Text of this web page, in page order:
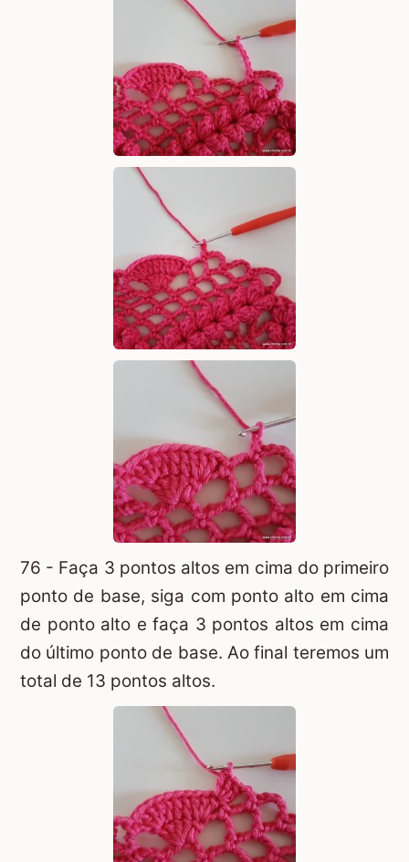
76 - Faça 3 pontos altos em cima do primeiro
ponto de base, siga com ponto alto em cima
de ponto alto e faça 3 pontos altos em cima
do último ponto de base. Ao final teremos um
total de 13 pontos altos.